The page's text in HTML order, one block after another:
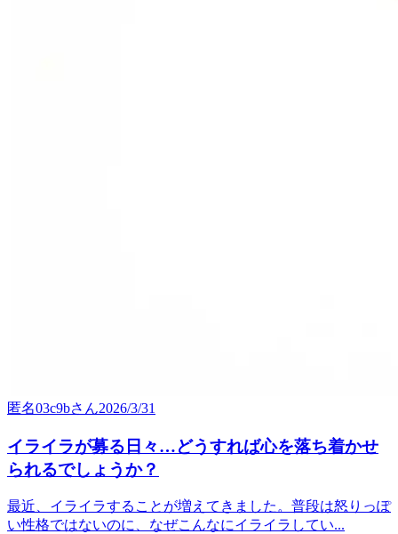
匿名03c9bさん2026/3/31
イライラが募る日々…どうすれば心を落ち着かせ
られるでしょうか？
最近、イライラすることが増えてきました。普段は怒りっぽ
い性格ではないのに、なぜこんなにイライラしてい...